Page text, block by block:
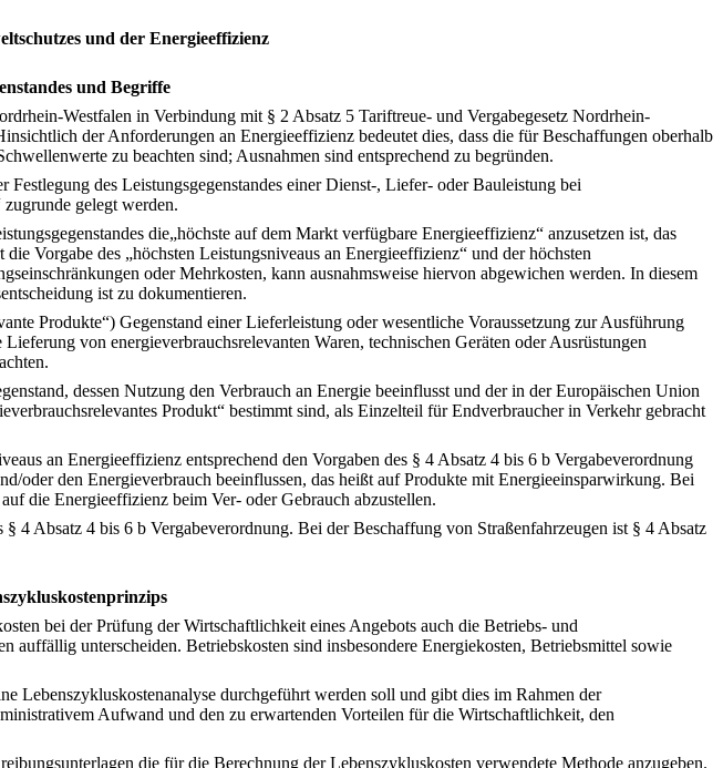
und der Energieeffizienz
und Begriffe
Westfalen in Verbindung mit § 2 Absatz 5 Tariftreue- und Vergabegesetz Nordrhein-
der Anforderungen an Energieeffizienz bedeutet dies, dass die für Beschaffungen oberhalb
zu beachten sind; Ausnahmen sind entsprechend zu begründen.
des Leistungsgegenstandes einer Dienst-, Liefer- oder Bauleistung bei
gelegt werden.
die„höchste auf dem Markt verfügbare Energieeffizienz“ anzusetzen ist, das
Vorgabe des „höchsten Leistungsniveaus an Energieeffizienz“ und der höchsten
oder Mehrkosten, kann ausnahmsweise hiervon abgewichen werden. In diesem
ist zu dokumentieren.
Produkte“) Gegenstand einer Lieferleistung oder wesentliche Voraussetzung zur Ausführung
von energieverbrauchsrelevanten Waren, technischen Geräten oder Ausrüstungen
dessen Nutzung den Verbrauch an Energie beeinflusst und der in der Europäischen Union
Produkt“ bestimmt sind, als Einzelteil für Endverbraucher in Verkehr gebracht
an Energieeffizienz entsprechend den Vorgaben des § 4 Absatz 4 bis 6 b Vergabeverordnung
oder den Energieverbrauch beeinflussen, das heißt auf Produkte mit Energieeinsparwirkung. Bei
die Energieeffizienz beim Ver- oder Gebrauch abzustellen.
4 Absatz 4 bis 6 b Vergabeverordnung. Bei der Beschaffung von Straßenfahrzeugen ist § 4 Absatz
bei der Prüfung der Wirtschaftlichkeit eines Angebots auch die Betriebs- und
unterscheiden. Betriebskosten sind insbesondere Energiekosten, Betriebsmittel sowie
Lebenszykluskostenanalyse durchgeführt werden soll und gibt dies im Rahmen der
Aufwand und den zu erwartenden Vorteilen für die Wirtschaftlichkeit, den
die für die Berechnung der Lebenszykluskosten verwendete Methode anzugeben.